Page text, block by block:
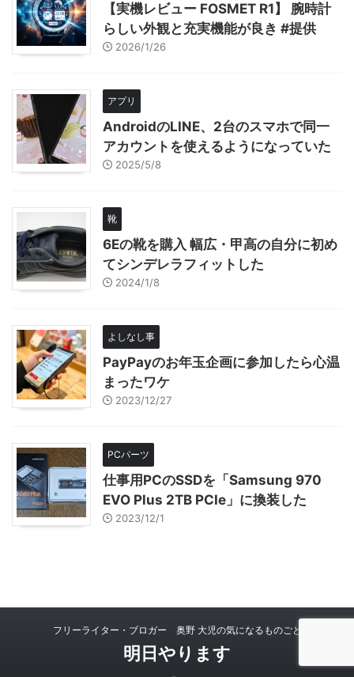
【実機レビュー FOSMET R1】 腕時計
らしい外観と充実機能が良き #提供
2026/1/26
アプリ
AndroidのLINE、2台のスマホで同一
アカウントを使えるようになっていた
2025/5/8
靴
6Eの靴を購入 幅広・甲高の自分に初め
てシンデレラフィットした
2024/1/8
よしなし事
PayPayのお年玉企画に参加したら心温
まったワケ
2023/12/27
PCパーツ
仕事用PCのSSDを「Samsung 970
EVO Plus 2TB PCIe」に換装した
2023/12/1
フリーライター・ブロガー 奥野 大児の気になるものごと
明日やります